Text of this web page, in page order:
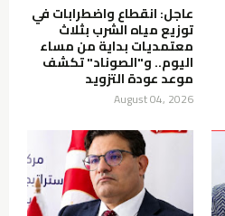
عاجل: انقطاع واضطرابات في
توزيع مياه الشرب بثلاث
معتمديات بداية من مساء
اليوم.. و"الصوناد" تكشف
موعد عودة التزويد
August 04, 2026